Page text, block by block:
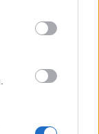
below Google
úgy
izraeli
hanem